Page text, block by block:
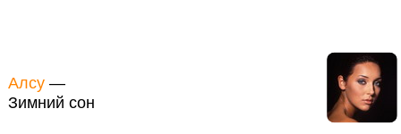
Алсу —
Зимний сон